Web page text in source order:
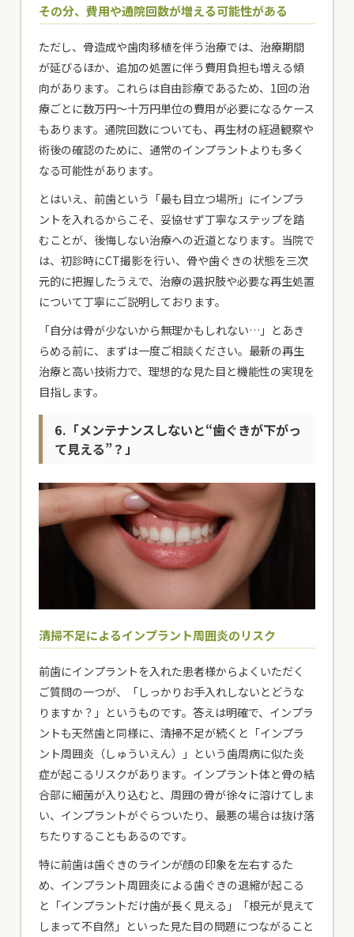
その分、費用や通院回数が増える可能性がある
ただし、骨造成や歯肉移植を伴う治療では、治療期間
が延びるほか、追加の処置に伴う費用負担も増える傾
向があります。これらは自由診療であるため、1回の治
療ごとに数万円〜十万円単位の費用が必要になるケース
もあります。通院回数についても、再生材の経過観察や
術後の確認のために、通常のインプラントよりも多く
なる可能性があります。
とはいえ、前歯という「最も目立つ場所」にインプラ
ントを入れるからこそ、妥協せず丁寧なステップを踏
むことが、後悔しない治療への近道となります。当院で
は、初診時にCT撮影を行い、骨や歯ぐきの状態を三次
元的に把握したうえで、治療の選択肢や必要な再生処置
について丁寧にご説明しております。
「自分は骨が少ないから無理かもしれない…」とあき
らめる前に、まずは一度ご相談ください。最新の再生
治療と高い技術力で、理想的な見た目と機能性の実現を
目指します。
6.「メンテナンスしないと“歯ぐきが下がっ
て見える”？」
清掃不足によるインプラント周囲炎のリスク
前歯にインプラントを入れた患者様からよくいただく
ご質問の一つが、「しっかりお手入れしないとどうな
りますか？」というものです。答えは明確で、インプラ
ントも天然歯と同様に、清掃不足が続くと「インプラ
ント周囲炎（しゅういえん）」という歯周病に似た炎
症が起こるリスクがあります。インプラント体と骨の結
合部に細菌が入り込むと、周囲の骨が徐々に溶けてしま
い、インプラントがぐらついたり、最悪の場合は抜け落
ちたりすることもあるのです。
特に前歯は歯ぐきのラインが顔の印象を左右するた
め、インプラント周囲炎による歯ぐきの退縮が起こる
と「インプラントだけ歯が長く見える」「根元が見えて
しまって不自然」といった見た目の問題につながること